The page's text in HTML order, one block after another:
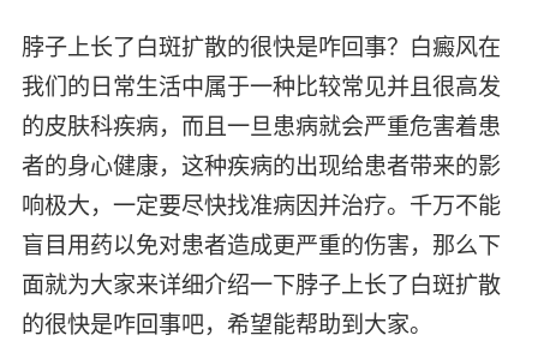
脖子上长了白斑扩散的很快是咋回事？白癜风在
我们的日常生活中属于一种比较常见并且很高发
的皮肤科疾病，而且一旦患病就会严重危害着患
者的身心健康，这种疾病的出现给患者带来的影
响极大，一定要尽快找准病因并治疗。千万不能
盲目用药以免对患者造成更严重的伤害，那么下
面就为大家来详细介绍一下脖子上长了白斑扩散
的很快是咋回事吧，希望能帮助到大家。